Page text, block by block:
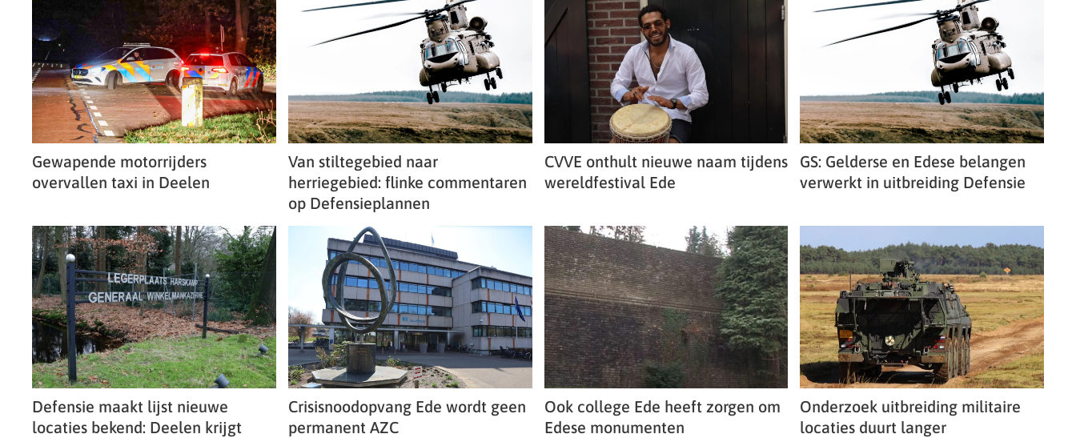
Gewapende motorrijders
overvallen taxi in Deelen
Van stiltegebied naar
herriegebied: flinke commentaren
op Defensieplannen
CVVE onthult nieuwe naam tijdens
wereldfestival Ede
GS: Gelderse en Edese belangen
verwerkt in uitbreiding Defensie
Defensie maakt lijst nieuwe
locaties bekend: Deelen krijgt
Crisisnoodopvang Ede wordt geen
permanent AZC
Ook college Ede heeft zorgen om
Edese monumenten
Onderzoek uitbreiding militaire
locaties duurt langer